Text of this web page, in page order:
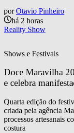
por Otavio Pinheiro
há 2 horas
Reality Show
Shows e Festivais
Doce Maravilha
e celebra
Quarta edição do
criada pela agência
processos artesanais
costura